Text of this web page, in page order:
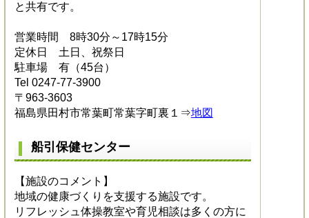
と共有です。
営業時間 8時30分～17時15分
定休日 土日、祝祭日
駐車場 有（45台）
Tel 0247-77-3900
〒963-3603
福島県田村市常葉町常葉字町裏１⇒地図
船引保健センター
【施設のコメント】
地域の健康づくりを支援する施設です。
リフレッシュ体操教室や育児相談は多くの方に